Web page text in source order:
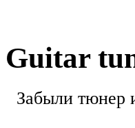
Guitar
Забыли тюнер